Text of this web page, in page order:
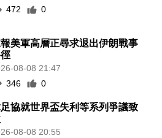
472
0
美軍高層正尋求退出伊朗戰事
08-08 21:47
346
0
協就世界盃失利等系列爭議致
08-08 20:55